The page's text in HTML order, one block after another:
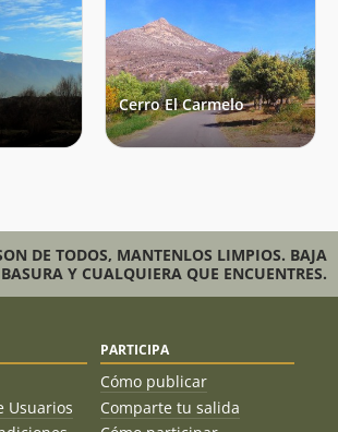
Cerro El Carmelo
DE TODOS, MANTENLOS LIMPIOS. BAJA
Y CUALQUIERA QUE ENCUENTRES.
Usuarios
PARTICIPA
Cómo publicar
Comparte tu salida